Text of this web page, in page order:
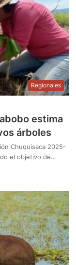
Regionales
estima
árboles
Chuquisaca 2025-
el objetivo de…